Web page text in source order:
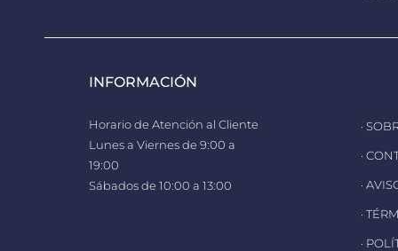
INFORMACIÓN
Horario de Atención al Cliente
Lunes a Viernes de 9:00 a
19:00
Sábados de 10:00 a 13:00
·
·
·
·
·